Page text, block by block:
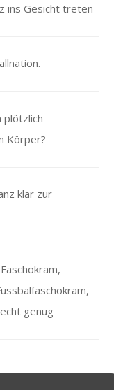
ins Gesicht treten
plötzlich
Körper?
klar zur
genug